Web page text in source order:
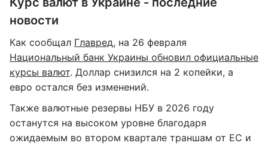
новости
Как сообщал Главред, на 26 февраля
Национальный банк Украины обновил официальные
курсы валют. Доллар снизился на 2 копейки, а
евро остался без изменений.
Также валютные резервы НБУ в 2026 году
останутся на высоком уровне благодаря
ожидаемым во втором квартале траншам от ЕС и